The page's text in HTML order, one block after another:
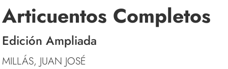
Articuentos Completos
Edición Ampliada
MILLÁS, JUAN JOSÉ